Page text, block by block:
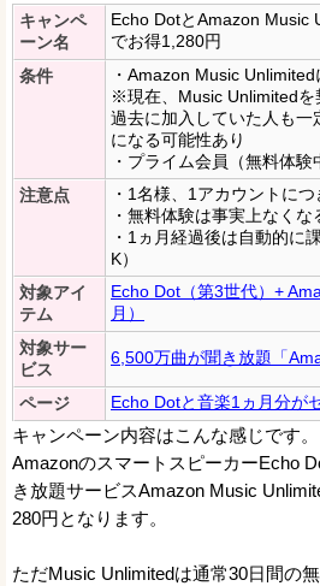
キャンペ
ーン名
Echo DotとAmazon Music
でお得1,280円
条件
・Amazon Music
※現在、Music Unlimitedを
過去に加入していた人も一
になる可能性あり
・プライム会員（無料体験
注意点
・1名様、1アカウントに
・無料体験は事実上なくな
・1ヵ月経過後は自動的に
K）
対象アイ
テム
Echo Dot（第3世代）+
月）
対象サー
ビス
6,500万曲が聞き放題「
ページ Echo Dotと音楽1ヵ月分が
キャンペーン内容はこんな感じです。
AmazonのスマートスピーカーEcho
き放題サービスAmazon Music
280円となります。
ただMusic Unlimitedは通常30日間の